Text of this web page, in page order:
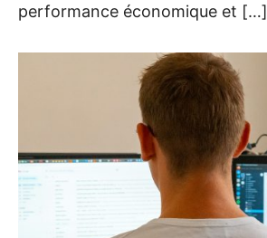
performance économique et […]